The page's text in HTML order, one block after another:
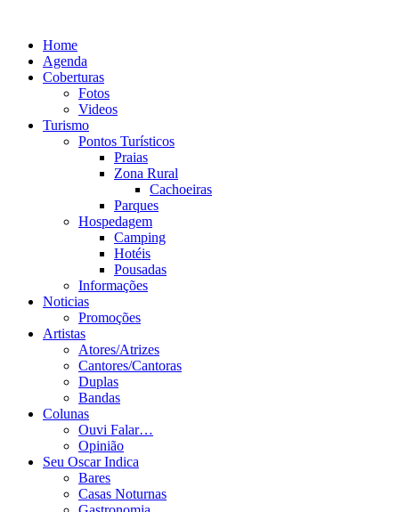
conteúdo
Home
Agenda
Coberturas
Fotos
Videos
Turismo
Pontos Turísticos
Praias
Zona Rural
Cachoeiras
Parques
Hospedagem
Camping
Hotéis
Pousadas
Informações
Noticias
Promoções
Artistas
Atores/Atrizes
Cantores/Cantoras
Duplas
Bandas
Colunas
Ouvi Falar…
Opinião
Seu Oscar Indica
Bares
Casas Noturnas